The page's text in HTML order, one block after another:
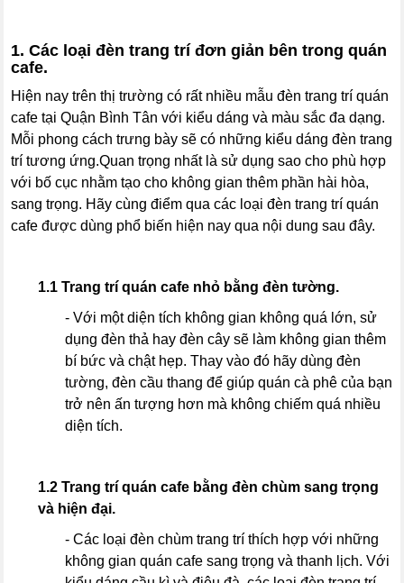
1. Các loại đèn trang trí đơn giản bên trong quán
cafe.
Hiện nay trên thị trường có rất nhiều mẫu đèn trang trí quán
cafe tại Quận Bình Tân với kiểu dáng và màu sắc đa dạng.
Mỗi phong cách trưng bày sẽ có những kiểu dáng đèn trang
trí tương ứng.Quan trọng nhất là sử dụng sao cho phù hợp
với bố cục nhằm tạo cho không gian thêm phần hài hòa,
sang trọng. Hãy cùng điểm qua các loại đèn trang trí quán
cafe được dùng phổ biến hiện nay qua nội dung sau đây.
1.1 Trang trí quán cafe nhỏ bằng đèn tường.
- Với một diện tích không gian không quá lớn, sử
dụng đèn thả hay đèn cây sẽ làm không gian thêm
bí bức và chật hẹp. Thay vào đó hãy dùng đèn
tường, đèn cầu thang để giúp quán cà phê của bạn
trở nên ấn tượng hơn mà không chiếm quá nhiều
diện tích.
1.2 Trang trí quán cafe bằng đèn chùm sang trọng
và hiện đại.
- Các loại đèn chùm trang trí thích hợp với những
không gian quán cafe sang trọng và thanh lịch. Với